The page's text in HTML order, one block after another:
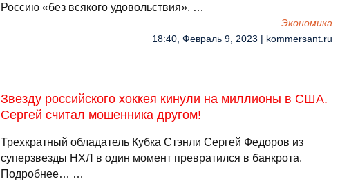
Россию «без всякого удовольствия». …
Экономика
18:40, Февраль 9, 2023 | kommersant.ru
Звезду российского хоккея кинули на миллионы в США.
Сергей считал мошенника другом!
Трехкратный обладатель Кубка Стэнли Сергей Федоров из
суперзвезды НХЛ в один момент превратился в банкрота.
Подробнее… …